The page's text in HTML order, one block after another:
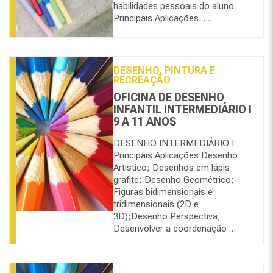
habilidades pessoais do aluno.
Principais Aplicações: …
DESENHO, PINTURA E
RECREAÇÃO
OFICINA DE DESENHO
INFANTIL INTERMEDIÁRIO I
9 A 11 ANOS
DESENHO INTERMEDIÁRIO I
Principais Aplicações Desenho
Artistico; Desenhos em lápis
grafite; Desenho Geométrico;
Figuras bidimensionais e
tridimensionais (2D e
3D);Desenho Perspectiva;
Desenvolver a coordenação …